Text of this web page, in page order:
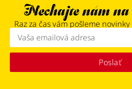
Nechajte nám
Raz za čas vám pošleme
Poslať